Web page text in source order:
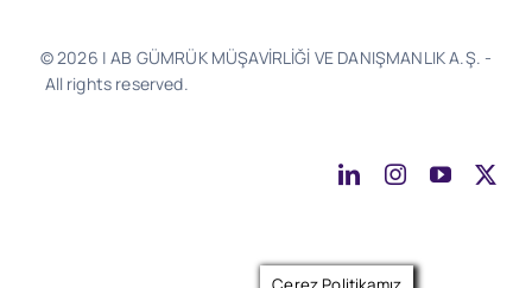
© 2026 | AB GÜMRÜK MÜŞAVİRLİĞİ VE DANIŞMANLIK A.Ş. -
All rights reserved.